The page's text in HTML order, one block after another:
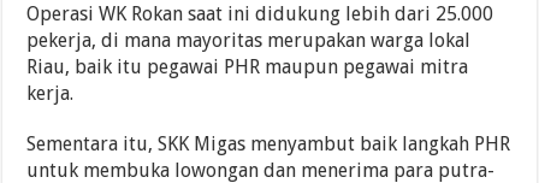
Operasi WK Rokan saat ini didukung lebih dari 25.000
pekerja, di mana mayoritas merupakan warga lokal
Riau, baik itu pegawai PHR maupun pegawai mitra
kerja.
Sementara itu, SKK Migas menyambut baik langkah PHR
untuk membuka lowongan dan menerima para putra-